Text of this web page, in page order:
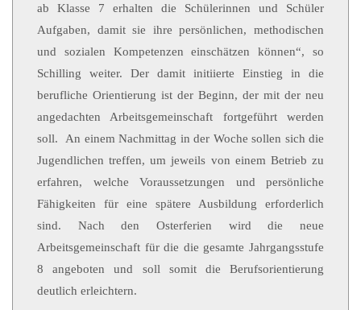
ab Klasse 7 erhalten die Schülerinnen und Schüler
Aufgaben, damit sie ihre persönlichen, methodischen
und sozialen Kompetenzen einschätzen können“, so
Schilling weiter. Der damit initiierte Einstieg in die
berufliche Orientierung ist der Beginn, der mit der neu
angedachten Arbeitsgemeinschaft fortgeführt werden
soll. An einem Nachmittag in der Woche sollen sich die
Jugendlichen treffen, um jeweils von einem Betrieb zu
erfahren, welche Voraussetzungen und persönliche
Fähigkeiten für eine spätere Ausbildung erforderlich
sind. Nach den Osterferien wird die neue
Arbeitsgemeinschaft für die die gesamte Jahrgangsstufe
8 angeboten und soll somit die Berufsorientierung
deutlich erleichtern.